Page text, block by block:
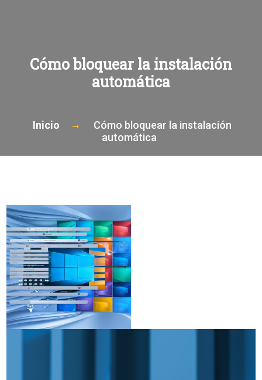
Cómo bloquear la instalación
automática
Inicio
Cómo bloquear la instalación
automática